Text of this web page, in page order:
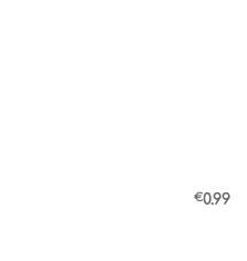
€0.99
ΦΑΡΟΣ (15Χ21) ποσότητα